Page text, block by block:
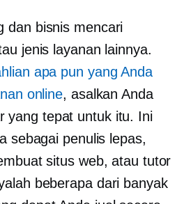
dan bisnis mencari
jenis layanan lainnya.
apa pun yang Anda
online, asalkan Anda
yang tepat untuk itu. Ini
sebagai penulis lepas,
situs web, atau tutor
beberapa dari banyak